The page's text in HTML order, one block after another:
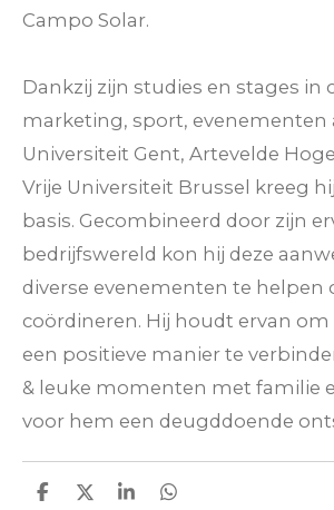
Campo Solar.
Dankzij zijn studies en stages in
marketing, sport, evenementen
Universiteit Gent, Artevelde
Vrije Universiteit Brussel kreeg
basis. Gecombineerd door zijn
bedrijfswereld kon hij deze
diverse evenementen te helpen
coördineren. Hij houdt ervan
een positieve manier te
& leuke momenten met familie
voor hem een deugddoende
D
D
S
D